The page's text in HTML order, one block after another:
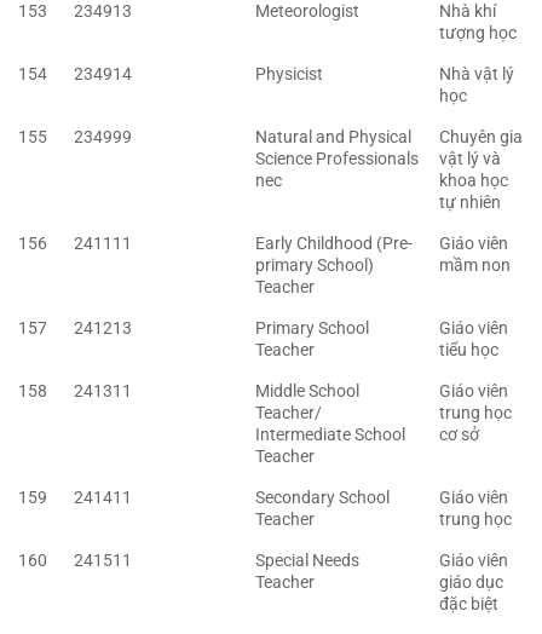
153
234913 Meteorologist
Nhà khí
tượng học
154
234914 Physicist
Nhà vật lý
học
155
234999
Natural and Physical
Science Professionals
nec
Chuyên gia
vật lý và
khoa học
tự nhiên
156
241111
Early Childhood (Pre-
primary School)
Teacher
Giáo viên
mầm non
157 241213
Primary School
Teacher
Giáo viên
tiểu học
158
241311
Middle School
Teacher/
Intermediate School
Teacher
Giáo viên
trung học
cơ sở
159 241411
Secondary School
Teacher
Giáo viên
trung học
160
241511
Special Needs
Teacher
Giáo viên
giáo dục
đặc biệt